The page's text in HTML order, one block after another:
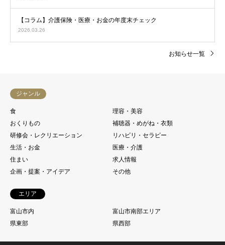
【コラム】介護保険・医療・お金の年度末チェック
2026.03.26
お知らせ一覧
ジャンル
食
理容・美容
おくりもの
補聴器・めがね・衣類
研修会・レクリエーション
リハビリ・セラピー
生活・お金
医療・介護
住まい
求人情報
企画・提案・アイデア
その他
エリア
富山市内
富山市南部エリア
県東部
県西部